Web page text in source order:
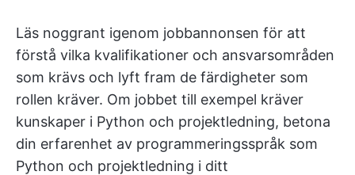
Läs noggrant igenom jobbannonsen för att
förstå vilka kvalifikationer och ansvarsområden
som krävs och lyft fram de färdigheter som
rollen kräver. Om jobbet till exempel kräver
kunskaper i Python och projektledning, betona
din erfarenhet av programmeringsspråk som
Python och projektledning i ditt